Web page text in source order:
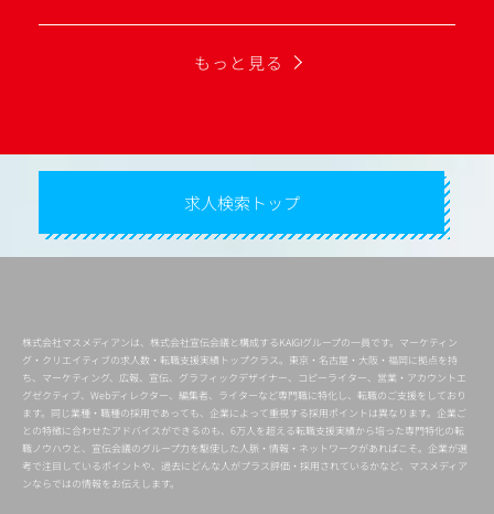
もっと見る
求人検索トップ
株式会社マスメディアンは、株式会社宣伝会議と構成するKAIGIグループの一員です。マーケティン
グ・クリエイティブの求人数・転職支援実績トップクラス。東京・名古屋・大阪・福岡に拠点を持
ち、マーケティング、広報、宣伝、グラフィックデザイナー、コピーライター、営業・アカウントエ
グゼクティブ、Webディレクター、編集者、ライターなど専門職に特化し、転職のご支援をしており
ます。同じ業種・職種の採用であっても、企業によって重視する採用ポイントは異なります。企業ご
との特徴に合わせたアドバイスができるのも、6万人を超える転職支援実績から培った専門特化の転
職ノウハウと、宣伝会議のグループ力を駆使した人脈・情報・ネットワークがあればこそ。企業が選
考で注目しているポイントや、過去にどんな人がプラス評価・採用されているかなど、マスメディア
ンならではの情報をお伝えします。